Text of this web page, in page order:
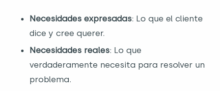
Necesidades expresadas: Lo que el cliente
dice y cree querer.
Necesidades reales: Lo que
verdaderamente necesita para resolver un
problema.